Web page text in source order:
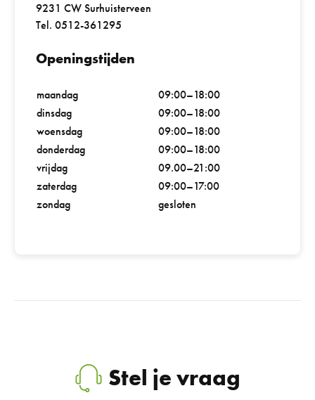
9231 CW Surhuisterveen
Tel. 0512-361295
Openingstijden
maandag
09:00–18:00
dinsdag
09:00–18:00
woensdag
09:00–18:00
donderdag
09:00–18:00
vrijdag
09.00–21:00
zaterdag
09:00–17:00
zondag
gesloten
Stel je vraag